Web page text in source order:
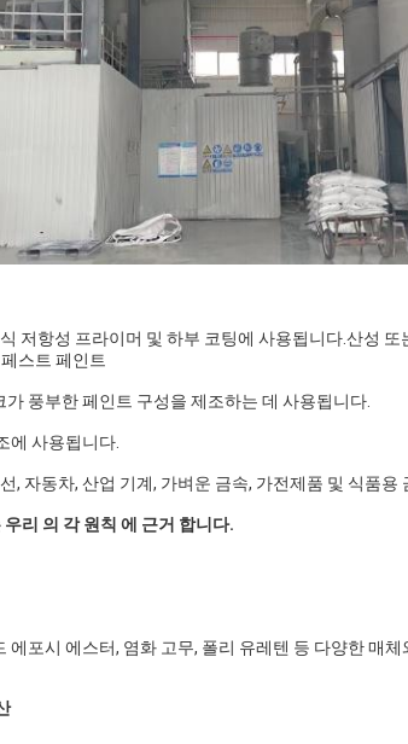
저항성 프라이머 및 하부 코팅에 사용됩니다.산성
스트 페인트
풍부한 페인트 구성을 제조하는 데 사용됩니다.
에 사용됩니다.
, 자동차, 산업 기계, 가벼운 금속, 가전제품 및 식품
리 의 각 원칙 에 근거 합니다.
에포시 에스터, 염화 고무, 폴리 유레텐 등 다양한 매체